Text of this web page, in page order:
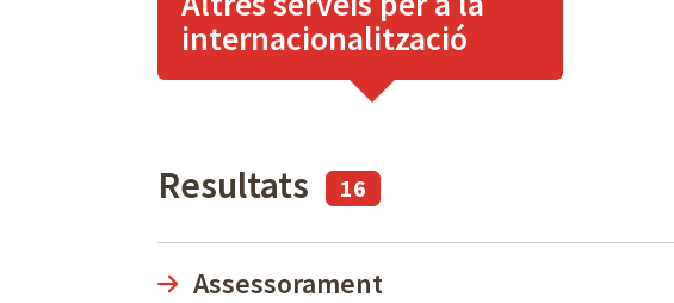
internacionalització
Resultats 16
Assessorament